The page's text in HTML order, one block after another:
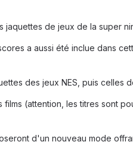
jaquettes de jeux de la super
a aussi été inclue dans
des jeux NES, puis celles
(attention, les titres sont
d'un nouveau mode